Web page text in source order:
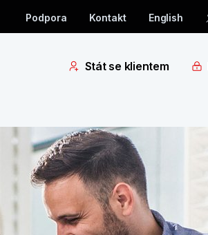
Podpora Kontakt English
Stát se klientem